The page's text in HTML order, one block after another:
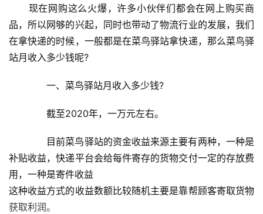
现在网购这么火爆，许多小伙伴们都会在网上购买商
品，所以网够的兴起，同时也带动了物流行业的发展，我们
在拿快递的时候，一般都是在菜鸟驿站拿快递，那么菜鸟驿
站月收入多少钱呢?
一、菜鸟驿站月收入多少钱?
截至2020年，一万元左右。
目前菜鸟驿站的资金收益来源主要有两种，一种是
补贴收益，快递平台会给每件寄存的货物交付一定的存放费
用，一种是寄件收益
这种收益方式的收益数额比较随机主要是靠帮顾客寄取货物
获取利润。